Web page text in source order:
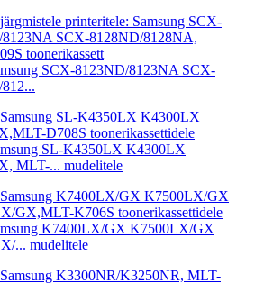
SCX-8123ND/8123NA SCX-
SL-K4350LX K4300LX
MLT-... mudelitele
K7400LX/GX K7500LX/GX
... mudelitele